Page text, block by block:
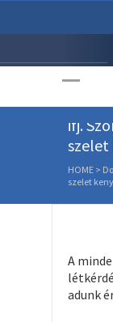
ifj.
szelet
HOME >
szelet
A
adunk